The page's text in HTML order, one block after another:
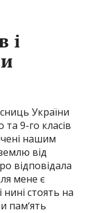
і
України
та 9-го класів
нашим
від
відповідала
мене є
стоять на
пам‘ять